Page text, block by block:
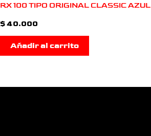
RX 100 TIPO ORIGINAL CLASSIC AZUL
$40.000
Añadir al carrito